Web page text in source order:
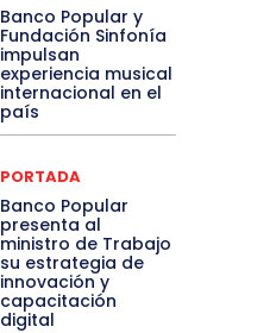
Banco Popular y
Fundación Sinfonía
impulsan
experiencia musical
internacional en el
país
PORTADA
Banco Popular
presenta al
ministro de Trabajo
su estrategia de
innovación y
capacitación
digital